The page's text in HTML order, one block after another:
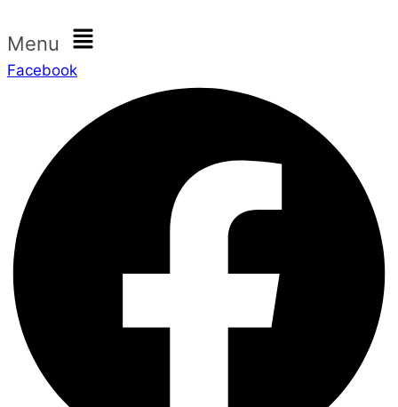
Menu
Facebook